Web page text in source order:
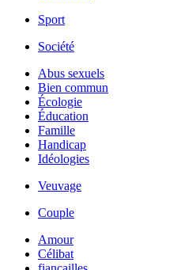
Sport
Société
Abus sexuels
Bien commun
Écologie
Éducation
Famille
Handicap
Idéologies
Veuvage
Couple
Amour
Célibat